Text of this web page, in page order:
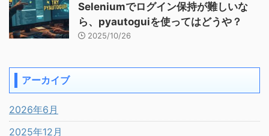
Seleniumでログイン保持が難しいな
ら、pyautoguiを使ってはどうや？
2025/10/26
アーカイブ
2026年6月
2025年12月